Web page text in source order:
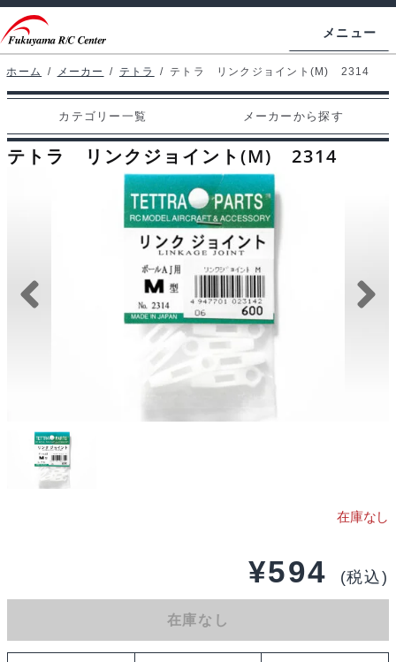
ビ
ゲ
ー
ョ
ン
ン
テ
ン
へ
ス
メニュー
ホームページ
マイアカウント
カート
メーカーから探す
ホーム / メーカー / テトラ / テトラ リンクジョイント(M) 2314
カテゴリー一覧 メーカーから探す
テトラ リンクジョイント(M) 2314
¥594 (税込)
在庫なし